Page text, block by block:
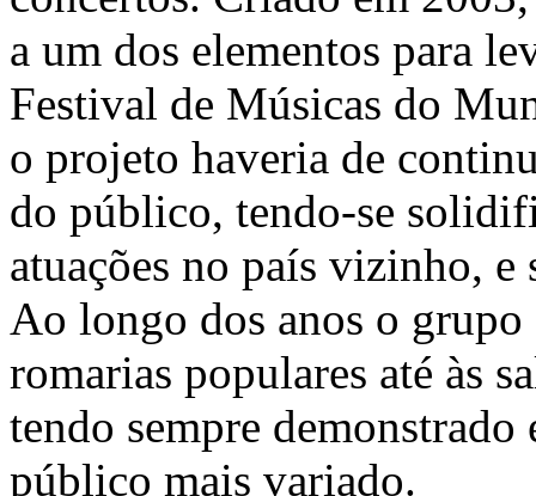
a um dos elementos para
Festival de Músicas do
o projeto haveria de
do público, tendo-se
atuações no país vizinho,
Ao longo dos anos o
romarias populares até às
tendo sempre
público mais variado.